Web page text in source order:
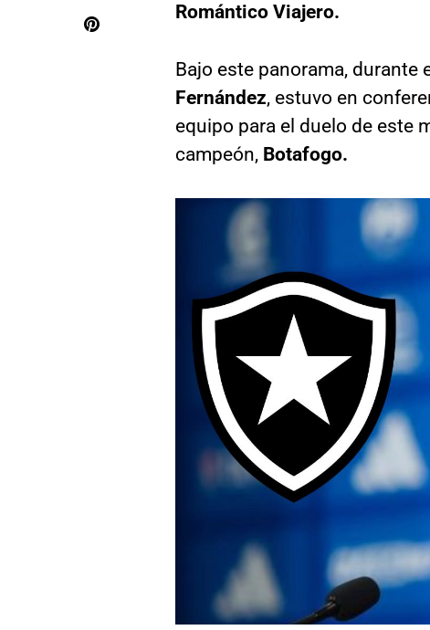
Romántico Viajero.
Bajo este panorama, durante
Fernández, estuvo en
equipo para el duelo de este
campeón, Botafogo.